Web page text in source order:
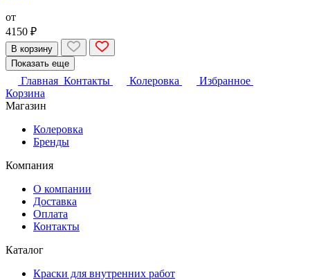
от
4150 ₽
В корзину
Показать еще
Главная Контакты Колеровка
Избранное
Корзина
Магазин
Колеровка
Бренды
Компания
О компании
Доставка
Оплата
Контакты
Каталог
Краски для внутренних работ